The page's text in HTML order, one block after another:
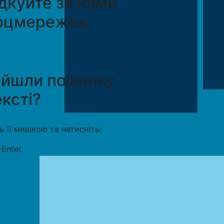
помилку
її мишкою та натисніть:
Enter